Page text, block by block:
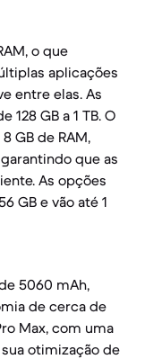
o que
aplicações
entre elas. As
GB a 1 TB. O
GB de RAM,
que as
As opções
GB e vão até 1
5060 mAh,
de cerca de
Max, com uma
otimização de